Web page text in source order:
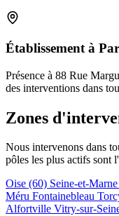
Établissement à
Présence à 88 Rue
des interventions dans
Zones
Nous intervenons dans
pôles les plus actifs sont
Oise (60) Seine-et-
Méru Fontainebleau
Alfortville Vitry-sur-